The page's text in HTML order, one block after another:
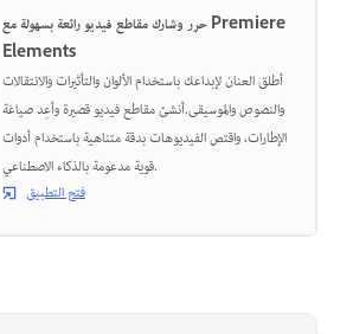
حرر وشارك مقاطع فيديو رائعة بسهولة مع Premiere
Elements
أطلق العنان لإبداعك باستخدام الألوان والتأثيرات والانتقالات
والنصوص والموسيقى.أنشئ مقاطع فيديو قصيرة وأعِد صياغة
الإطارات، واقتص الفيديوهات بدقة متناهية باستخدام أدوات
قوية مدعومة بالذكاء الاصطناعي.
فتح التطبيق